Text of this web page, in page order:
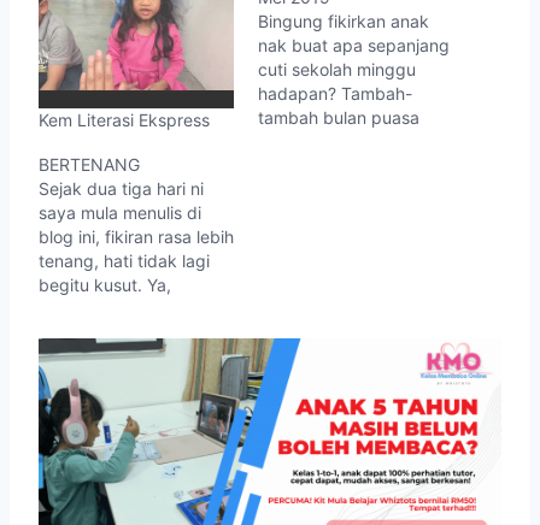
Kem Literasi Ekspress
Bingung fikirkan anak
nak buat apa sepanjang
cuti sekolah minggu
hadapan? Tambah-
tambah bulan puasa
best untuk mereka
setiap hari. Kami ada 2…
BERTENANG
Sejak dua tiga hari ni
saya mula menulis di
blog ini, fikiran rasa lebih
tenang, hati tidak lagi
begitu kusut. Ya,
suka menulis di blog.
Kalau sekarang ni
trendingnya menulis di
FB, tapi di FB saya tak
boleh menulis kisah
peribadi. Ghisau.…